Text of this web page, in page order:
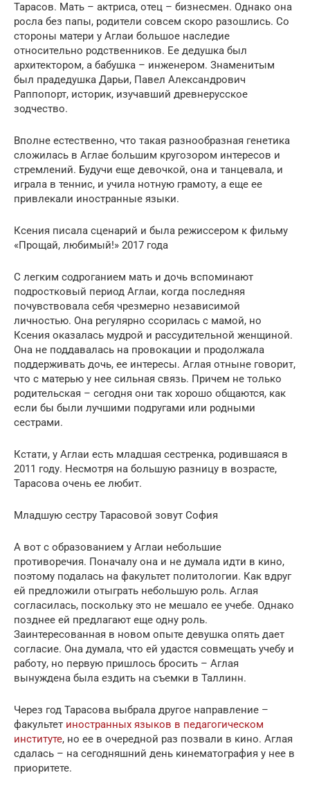
Тарасов. Мать – актриса, отец – бизнесмен. Однако она
росла без папы, родители совсем скоро разошлись. Со
стороны матери у Аглаи большое наследие
относительно родственников. Ее дедушка был
архитектором, а бабушка – инженером. Знаменитым
был прадедушка Дарьи, Павел Александрович
Раппопорт, историк, изучавший древнерусское
зодчество.
Вполне естественно, что такая разнообразная генетика
сложилась в Аглае большим кругозором интересов и
стремлений. Будучи еще девочкой, она и танцевала, и
играла в теннис, и учила нотную грамоту, а еще ее
привлекали иностранные языки.
Ксения писала сценарий и была режиссером к фильму
«Прощай, любимый!» 2017 года
С легким содроганием мать и дочь вспоминают
подростковый период Аглаи, когда последняя
почувствовала себя чрезмерно независимой
личностью. Она регулярно ссорилась с мамой, но
Ксения оказалась мудрой и рассудительной женщиной.
Она не поддавалась на провокации и продолжала
поддерживать дочь, ее интересы. Аглая отныне говорит,
что с матерью у нее сильная связь. Причем не только
родительская – сегодня они так хорошо общаются, как
если бы были лучшими подругами или родными
сестрами.
Кстати, у Аглаи есть младшая сестренка, родившаяся в
2011 году. Несмотря на большую разницу в возрасте,
Тарасова очень ее любит.
Младшую сестру Тарасовой зовут София
А вот с образованием у Аглаи небольшие
противоречия. Поначалу она и не думала идти в кино,
поэтому подалась на факультет политологии. Как вдруг
ей предложили отыграть небольшую роль. Аглая
согласилась, поскольку это не мешало ее учебе. Однако
позднее ей предлагают еще одну роль.
Заинтересованная в новом опыте девушка опять дает
согласие. Она думала, что ей удастся совмещать учебу и
работу, но первую пришлось бросить – Аглая
вынуждена была ездить на съемки в Таллинн.
Через год Тарасова выбрала другое направление –
факультет иностранных языков в педагогическом
институте, но ее в очередной раз позвали в кино. Аглая
сдалась – на сегодняшний день кинематография у нее в
приоритете.